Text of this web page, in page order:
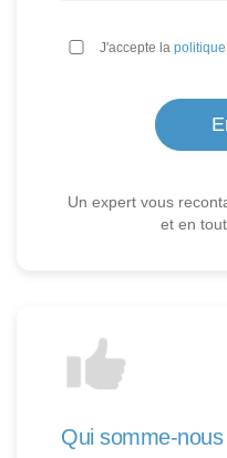
J'accepte la
Un expert vous
et en
Qui somme-nous